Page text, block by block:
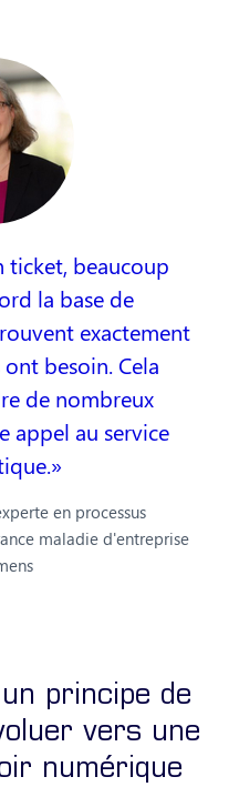
ticket, beaucoup
la base de
exactement
besoin. Cela
de nombreux
appel au service
en processus
maladie d'entreprise
principe de
vers une
numérique